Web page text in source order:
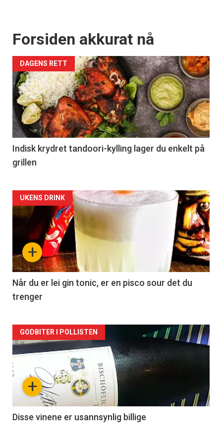
Forsiden akkurat nå
DAGENS RETT
Indisk krydret tandoori-kylling lager du enkelt på
grillen
Forsiden
akkurat
nå
-
2
+
UKENS DRINK
Når du er lei gin tonic, er en pisco sour det du
trenger
Forsiden
akkurat
nå
3
+
GODBITER I POLLISTEN
Disse vinene er usannsynlig billige